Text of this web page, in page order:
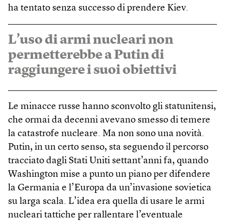
ha tentato senza successo di prendere Kiev.
L’uso di armi nucleari non
permetterebbe a Putin di
raggiungere i suoi obiettivi
Le minacce russe hanno sconvolto gli statunitensi,
che ormai da decenni avevano smesso di temere
la catastrofe nucleare. Ma non sono una novità.
Putin, in un certo senso, sta seguendo il percorso
tracciato dagli Stati Uniti settant’anni fa, quando
Washington mise a punto un piano per difendere
la Germania e l’Europa da un’invasione sovietica
su larga scala. L’idea era quella di usare le armi
nucleari tattiche per rallentare l’eventuale